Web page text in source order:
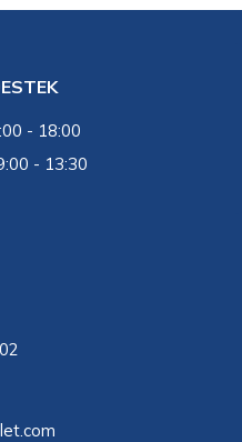
- 18:00
- 13:30